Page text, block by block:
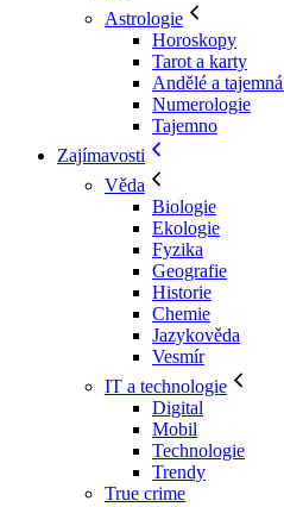
Astrologie
Horoskopy
Tarot a karty
Andělé a
Numerologie
Tajemno
Zajímavosti
Věda
Biologie
Ekologie
Fyzika
Geografie
Historie
Chemie
Jazykověda
Vesmír
IT a technologie
Digital
Mobil
Technologie
Trendy
True crime